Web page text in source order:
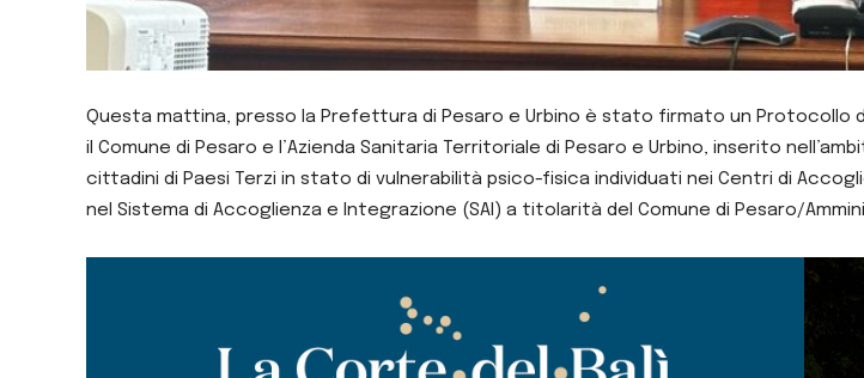
Questa mattina, presso la Prefettura di Pesaro e Urbino è stato firmato un Protocollo
il Comune di Pesaro e l’Azienda Sanitaria Territoriale di Pesaro e Urbino, inserito
cittadini di Paesi Terzi in stato di vulnerabilità psico-fisica individuati nei Centri di
nel Sistema di Accoglienza e Integrazione (SAI) a titolarità del Comune di Pesaro/